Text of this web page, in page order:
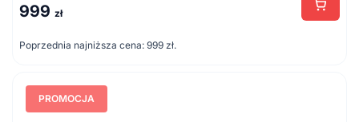
Pierwotna
wynosiła:
148 zł.
999 zł
Aktualna
wynosi:
Poprzednia najniższa cena: 999 zł.
PROMOCJA